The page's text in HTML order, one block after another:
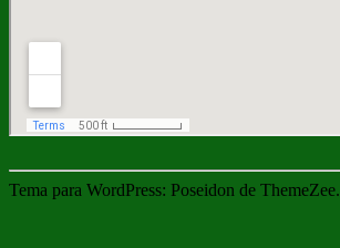
Tema para WordPress: Poseidon de ThemeZee.